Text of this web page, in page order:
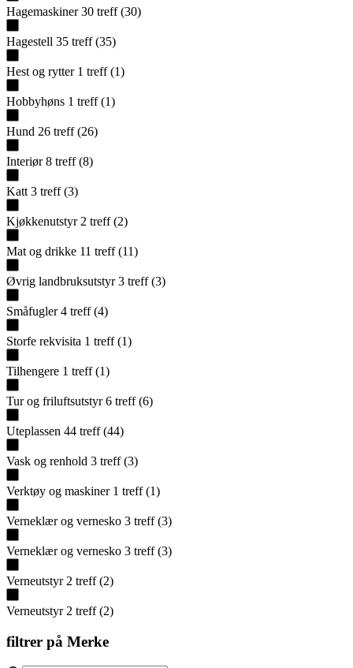
Hagemaskiner 30 treff (30)
Hagestell 35 treff (35)
Hest og rytter 1 treff (1)
Hobbyhøns 1 treff (1)
Hund 26 treff (26)
Interiør 8 treff (8)
Katt 3 treff (3)
Kjøkkenutstyr 2 treff (2)
Mat og drikke 11 treff (11)
Øvrig landbruksutstyr 3 treff (3)
Småfugler 4 treff (4)
Storfe rekvisita 1 treff (1)
Tilhengere 1 treff (1)
Tur og friluftsutstyr 6 treff (6)
Uteplassen 44 treff (44)
Vask og renhold 3 treff (3)
Verktøy og maskiner 1 treff (1)
Verneklær og vernesko 3 treff (3)
Verneklær og vernesko 3 treff (3)
Verneutstyr 2 treff (2)
Verneutstyr 2 treff (2)
filtrer på Merke